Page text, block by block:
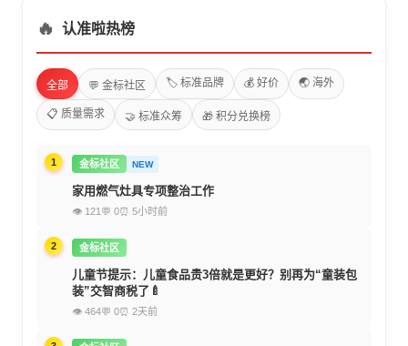
🔥 认准啦热榜
全部 💬 金标社区 🏷️ 标准品牌 💰 好价 🌏 海外
📋 质量需求 🤝 标准众筹 🎁 积分兑换榜
1 金标社区 NEW
家用燃气灶具专项整治工作
👁 121 💬 0⏰ 5小时前
2 金标社区
儿童节提示：儿童食品贵3倍就是更好？别再为“童装包
装”交智商税了🍼
👁 464💬 0⏰ 2天前